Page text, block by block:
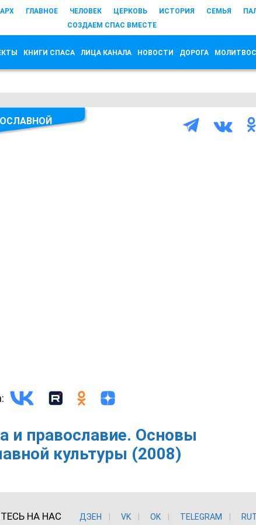
ГЛАВНОЕ ЧЕЛОВЕК ЦЕРКОВЬ ИСТОРИЯ СЕМЬЯ
СОЗДАЕМ СПАС ВМЕСТЕ
КНИГИ СПАСА ЛИЦА КАНАЛА НОВОСТИ ДОРОГА
и православие. Основы
культуры (2008)
НА НАС ДЗЕН VK ОK TELEGRAM